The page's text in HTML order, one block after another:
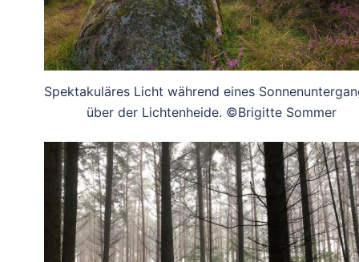
Spektakuläres Licht während eines
über der Lichtenheide. ©Brigitte Sommer